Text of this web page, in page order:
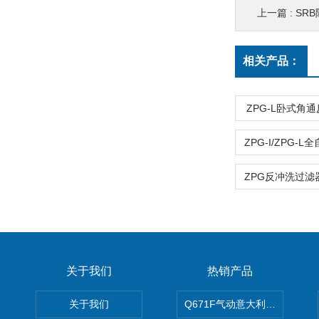
上一篇 : SRB
相关产品：
ZPG-L卧式角通
ZPG反冲洗过滤
关于我们
关于我们
热销产品
Q671F气动意大利式薄型球阀